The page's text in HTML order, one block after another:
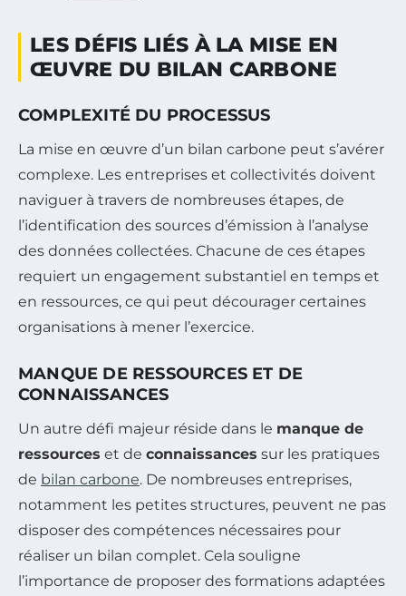
LES DÉFIS LIÉS À LA MISE EN
ŒUVRE DU BILAN CARBONE
COMPLEXITÉ DU PROCESSUS
La mise en œuvre d’un bilan carbone peut s’avérer
complexe. Les entreprises et collectivités doivent
naviguer à travers de nombreuses étapes, de
l’identification des sources d’émission à l’analyse
des données collectées. Chacune de ces étapes
requiert un engagement substantiel en temps et
en ressources, ce qui peut décourager certaines
organisations à mener l’exercice.
MANQUE DE RESSOURCES ET DE
CONNAISSANCES
Un autre défi majeur réside dans le manque de
ressources et de connaissances sur les pratiques
de bilan carbone. De nombreuses entreprises,
notamment les petites structures, peuvent ne pas
disposer des compétences nécessaires pour
réaliser un bilan complet. Cela souligne
l’importance de proposer des formations adaptées